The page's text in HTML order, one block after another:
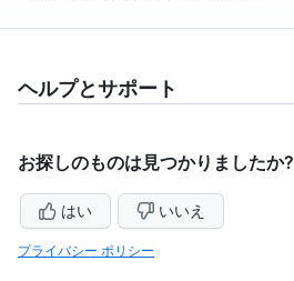
ヘルプとサポート
お探しのものは見つかりましたか?
はい いいえ
プライバシー ポリシー